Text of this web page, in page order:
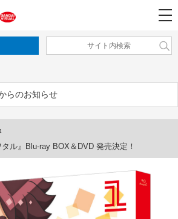
らのお知らせ
ル』Blu-ray BOX＆DVD 発売決定！